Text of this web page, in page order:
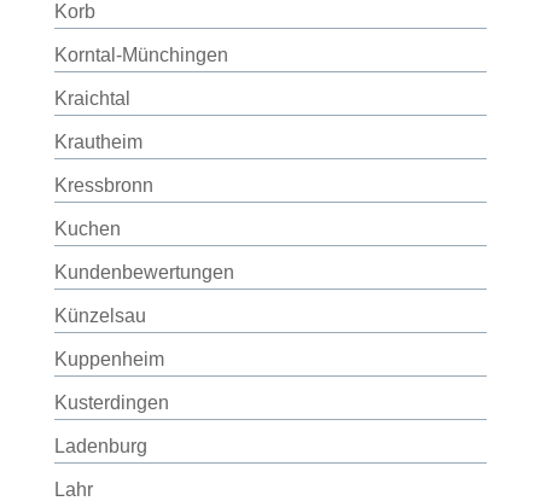
Korb
Korntal-Münchingen
Kraichtal
Krautheim
Kressbronn
Kuchen
Kundenbewertungen
Künzelsau
Kuppenheim
Kusterdingen
Ladenburg
Lahr